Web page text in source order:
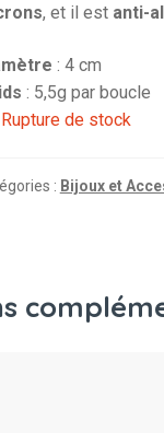
, et il estanti-
: 4 cm
: 5,5g par boucle
Rupture de stock
: Bijoux et